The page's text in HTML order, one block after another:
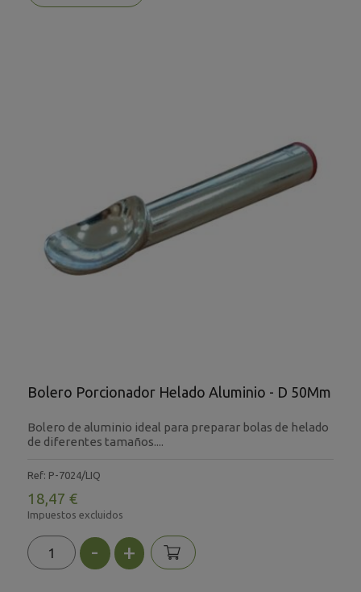
Bolero Porcionador Helado Aluminio - D 50Mm
Bolero de aluminio ideal para preparar bolas de helado
de diferentes tamaños....
Ref: P-7024/LIQ
18,47 €
Impuestos excluidos
- +